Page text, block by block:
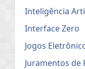
Inteligência
Interface Zero
Jogos
Juramentos de